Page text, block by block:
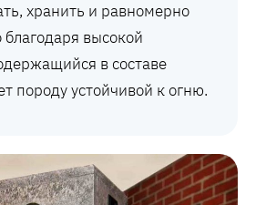
хранить и равномерно
благодаря высокой
в составе
породу устойчивой к огню.